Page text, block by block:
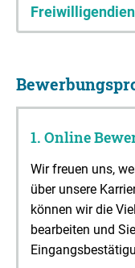
1. Online
Wir freuen uns,
über unsere
können wir die
bearbeiten und